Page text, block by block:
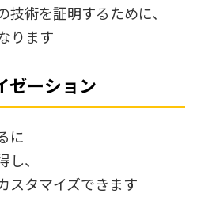
術を証明するために、
ります
ゼーション
に
、
スタマイズできます